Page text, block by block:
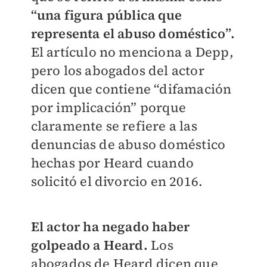
“una figura pública que
representa el abuso doméstico”.
El artículo no menciona a Depp,
pero los abogados del actor
dicen que contiene “difamación
por implicación” porque
claramente se refiere a las
denuncias de abuso doméstico
hechas por Heard cuando
solicitó el divorcio en 2016.
El actor ha negado haber
golpeado a Heard.Los